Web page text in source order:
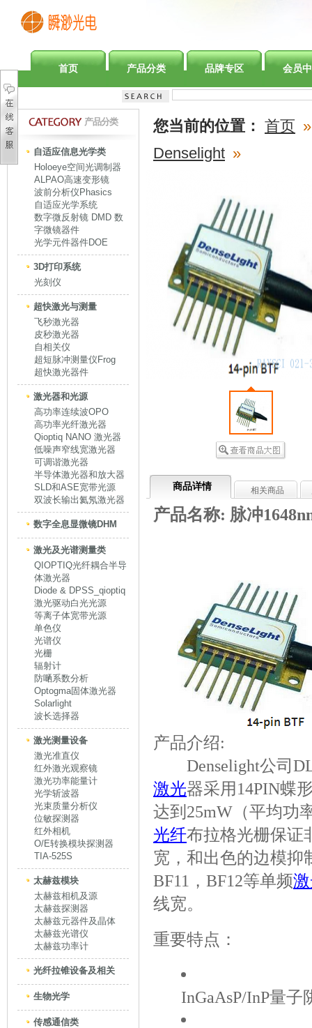
首页 产品分类 品牌专区 会员
产品分类
自适应信息光学类
Holoeye空间光调制器
ALPAO高速变形镜
波前分析仪Phasics
自适应光学系统
数字微反射镜 DMD 数
字微镜器件
光学元件器件DOE
3D打印系统
光刻仪
超快激光与测量
飞秒激光器
皮秒激光器
自相关仪
超短脉冲测量仪Frog
超快激光器件
激光器和光源
高功率连续波OPO
高功率光纤激光器
Qioptiq NANO 激光器
低噪声窄线宽激光器
可调谐激光器
半导体激光器和放大器
SLD和ASE宽带光源
双波长输出氦氖激光器
数字全息显微镜DHM
激光及光谱测量类
QIOPTIQ光纤耦合半导
体激光器
Diode & DPSS_qioptiq
激光驱动白光光源
等离子体宽带光源
单色仪
光谱仪
光栅
辐射计
防嗮系数分析
Optogma固体激光器
Solarlight
波长选择器
激光测量设备
激光准直仪
红外激光观察镜
激光功率能量计
光学斩波器
光束质量分析仪
位敏探测器
红外相机
O/E转换模块探测器
TIA-525S
太赫兹模块
太赫兹相机及源
太赫兹探测器
太赫兹元器件及晶体
太赫兹光谱仪
太赫兹功率计
光纤拉锥设备及相关
生物光学
传感通信类
您当前的位置： 首页 »
Denselight »
商品详情 相关商品
产品名称: 脉冲
产品介绍:
Denselight公司
激光器采用14PIN蝶
达到25mW（平均功
光纤布拉格光栅保证
宽，和出色的边模抑
BF11，BF12等单频
线宽。
重要特点：
InGaAsP/InP量